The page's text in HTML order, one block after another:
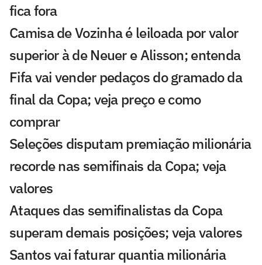
fica fora
Camisa de Vozinha é leiloada por valor
superior à de Neuer e Alisson; entenda
Fifa vai vender pedaços do gramado da
final da Copa; veja preço e como
comprar
Seleções disputam premiação milionária
recorde nas semifinais da Copa; veja
valores
Ataques das semifinalistas da Copa
superam demais posições; veja valores
Santos vai faturar quantia milionária